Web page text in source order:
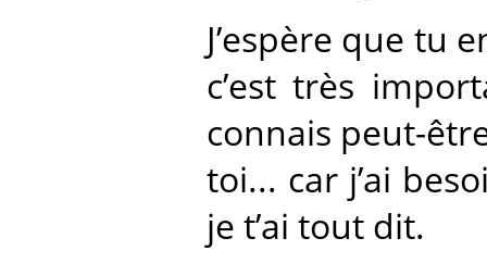
J’espère que tu
c’est très
connais peut-
toi... car j’ai
je t’ai tout dit.